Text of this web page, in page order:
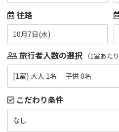
往路
10月7日(水)
旅行者人数の選択 （1室あたり
[1室] 大人 1名 子供 0名
こだわり条件
なし